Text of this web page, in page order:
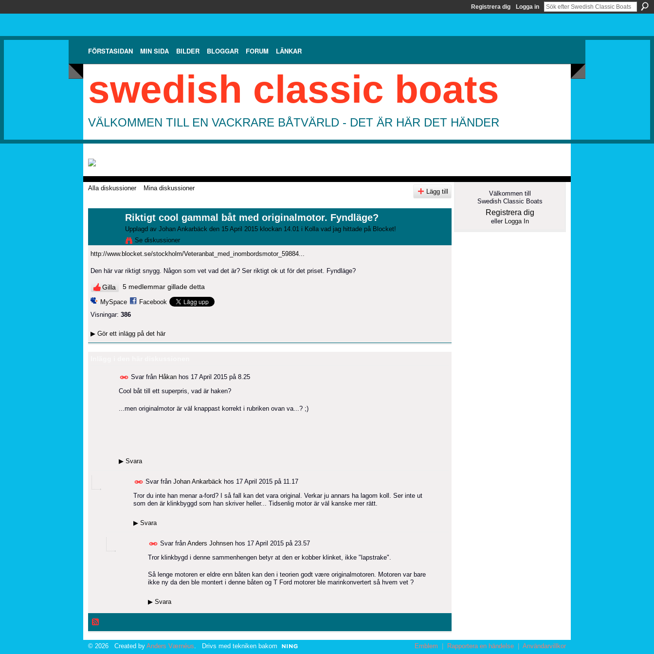
Registrera dig Logga in
FÖRSTASIDAN MIN SIDA BILDER BLOGGAR FORUM LÄNKAR
swedish classic boats
VÄLKOMMEN TILL EN VACKRARE BÅTVÄRLD - DET ÄR HÄR DET HÄNDER
Alla diskussioner Mina diskussioner Lägg till
Riktigt cool gammal båt med originalmotor. Fyndläge?
Upplagd av Johan Ankarbäck den 15 April 2015 klockan 14.01 i Kolla vad jag hittade på Blocket!
Se diskussioner
http://www.blocket.se/stockholm/Veteranbat_med_inombordsmotor_59884...
Den här var riktigt snygg. Någon som vet vad det är? Ser riktigt ok ut för det priset. Fyndläge?
Gilla 5 medlemmar gillade detta
MySpace
Facebook
Visningar: 386
▶ Gör ett inlägg på det här
Svar från Håkan hos 17 April 2015 på 8.25
Cool båt till ett superpris, vad är haken?
...men originalmotor är väl knappast korrekt i rubriken ovan va...? ;)
▶ Svara
Svar från Johan Ankarbäck hos 17 April 2015 på 11.17
Tror du inte han menar a-ford? I så fall kan det vara original. Verkar ju annars ha lagom koll. Ser inte ut
som den är klinkbyggd som han skriver heller... Tidsenlig motor är väl kanske mer rätt.
▶ Svara
Svar från Anders Johnsen hos 17 April 2015 på 23.57
Tror klinkbygd i denne sammenhengen betyr at den er kobber klinket, ikke "lapstrake".
Så lenge motoren er eldre enn båten kan den i teorien godt være originalmotoren. Motoren var bare
ikke ny da den ble montert i denne båten og T Ford motorer ble marinkonvertert så hvem vet ?
▶ Svara
Välkommen till
Swedish Classic Boats
Registrera dig
eller Logga In
© 2026 Created by Anders Værnéus. Drivs med tekniken bakom Emblem Rapportera en händelse Användarvillkor